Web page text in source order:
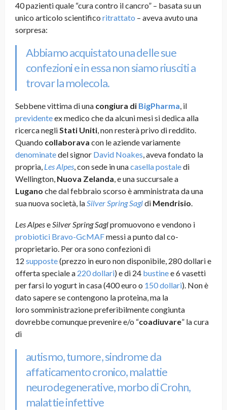
40 pazienti quale “cura contro il cancro” – basata su un
unico articolo scientifico ritrattato – aveva avuto una
sorpresa:
Abbiamo acquistato una delle sue
confezioni e in essa non siamo riusciti a
trovar la molecola.
Sebbene vittima di una congiura di BigPharma, il
previdenteex medico che da alcuni mesi si dedica alla
ricerca negliStati Uniti, non resterà privo di reddito.
Quando collaborava con le aziende variamente
denominatedel signor David Noakes, aveva fondato la
propria, Les Alpes, con sede in unacasella postaledi
Wellington, Nuova Zelanda, e una succursale a
Lugano che dal febbraio scorso è amministrata da una
sua nuova società, laSilver Spring Sagldi Mendrisio.
Les AlpeseSilver Spring Saglpromuovono e vendono i
probiotici Bravo-GcMAFmessi a punto dal co-
proprietario. Per ora sono confezioni di
12 supposte(prezzo in euro non disponibile, 280 dollari e
offerta speciale a 220 dollari) e di 24 bustinee 6 vasetti
per farsi lo yogurt in casa (400 euro o 150 dollari). Non è
dato sapere se contengono la proteina, ma la
loro somministrazione preferibilmente congiunta
dovrebbe comunque prevenire e/o “coadiuvare” la cura
di
autismo,tumore, sindrome da
affaticamento cronico, malattie
neurodegenerative, morbo di Crohn,
malattie infettive